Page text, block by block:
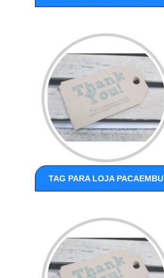
TAG PARA LOJA PACAEMBU